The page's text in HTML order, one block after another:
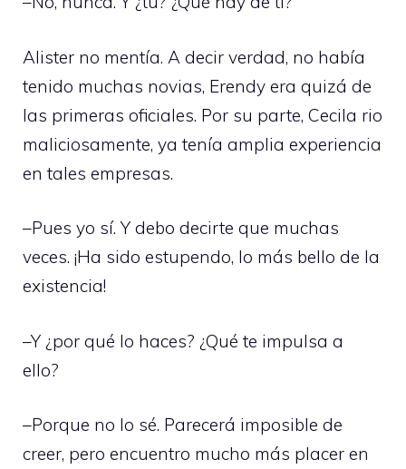
Alister no mentía. A decir verdad, no había
tenido muchas novias, Erendy era quizá de
las primeras oficiales. Por su parte, Cecila rio
maliciosamente, ya tenía amplia experiencia
en tales empresas.
–Pues yo sí. Y debo decirte que muchas
veces. ¡Ha sido estupendo, lo más bello de la
existencia!
–Y ¿por qué lo haces? ¿Qué te impulsa a
ello?
–Porque no lo sé. Parecerá imposible de
creer, pero encuentro mucho más placer en